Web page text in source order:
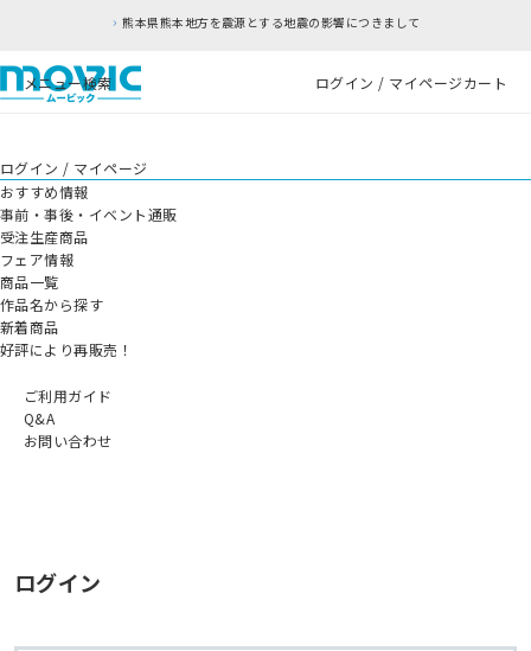
熊本県熊本地方を震源とする地震の影響につきまして
メニュー検索 ログイン / マイページカート
ログイン / マイページ
おすすめ情報
事前・事後・イベント通販
受注生産商品
フェア情報
商品一覧
作品名から探す
新着商品
好評により再販売！
ご利用ガイド
Q&A
お問い合わせ
ログイン